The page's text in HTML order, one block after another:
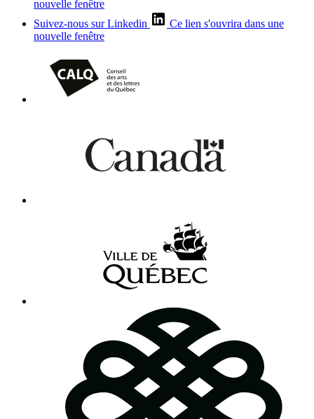
nouvelle fenêtre
Suivez-nous sur Linkedin
Ce lien s'ouvrira dans une
nouvelle fenêtre